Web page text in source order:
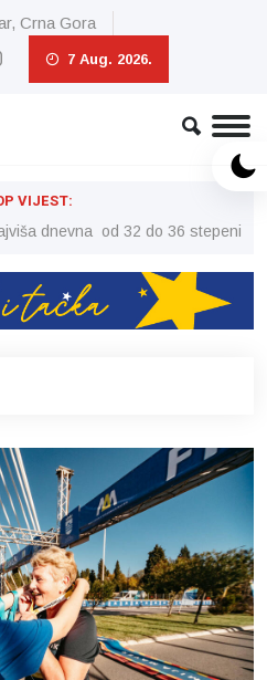
Crna Gora
7 Aug. 2026.
VIJEST:
dnevna od 32 do 36 stepeni